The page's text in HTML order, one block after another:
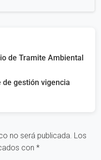
de Tramite Ambiental
gestión vigencia
no será publicada. Los
con *